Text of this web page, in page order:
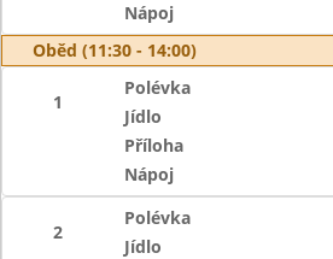
Nápoj
Oběd (11:30 - 14:00)
1
Polévka
Jídlo
Příloha
Nápoj
2
Polévka
Jídlo